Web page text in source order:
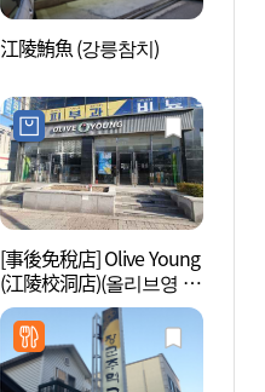
江陵鮪魚 (강릉참치)
[事後免稅店] Olive Young
(江陵校洞店)(올리브영 강
릉교동점)